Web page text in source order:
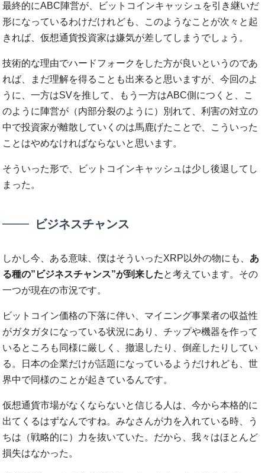
最終的にABC陣営が、ビットコインキャッシュを引き継いだ
形になっているわけだけれども、このようなことが次々と起
きれば、仮想通貨投資家は嫌気が差してしまうでしょう。
技術的な理由でハードフォークをした方が良いというのであ
れば、まだ理解を得ることも出来ると思いますが、今回のよ
うに、一方はSVを推して、もう一方はABC側につくと、こ
のように陣営が（内部分裂のように）別れて、利害の対立の
中で投資家が離散していくのは馬鹿げたことで、こういった
ことはやめなければならないと思います。
そういった形で、ビットコインキャッシュは少し後退してし
まった。
ビジネスチャンス
しかし今、ある意味、僕はそういったXRP以外の物にも、 あ
る種の”ビジネスチャンス”が到来したと考えています。その
一つが現在の市況です。
ビットコイン価格の下落に伴い、マイニング事業者の収益性
がガタガタになっている状況にあり、チップや機器を作って
いるところも同様に厳しく、撤退したり、倒産したりしてい
る。日本の企業だけが話題になっているようだけれども、世
界中で同様のことが起きているんです。
仮想通貨市場がなくならないと信じる人は、今から本格的に
出てくるはずなんですね。みなさんが力を入れている時、う
ちは（戦略的に）力を抜いていた。だから、我々はほとんど
損失はなかった。